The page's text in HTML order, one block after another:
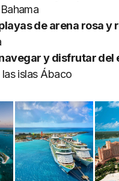
de arena rosa y
y disfrutar del
las islas Ábaco